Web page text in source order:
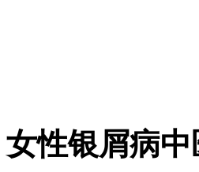
女性银屑病